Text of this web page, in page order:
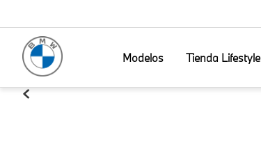
Modelos Tienda Lifestyle